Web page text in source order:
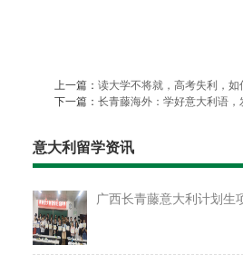
上一篇： 读大学不将就，高考失利，
下一篇： 长青藤海外：学好意大利语，
意大利留学资讯
广西长青藤意大利计划生